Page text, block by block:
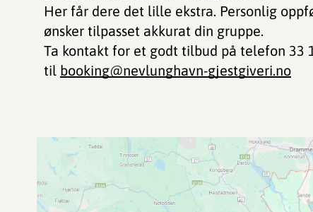
Her får dere det lille ekstra. Personlig
ønsker tilpasset akkurat din gruppe.
​​​​Ta kontakt for et godt tilbud på ​​​​telefon 33
til booking@nevlunghavn-gjestgiveri.no